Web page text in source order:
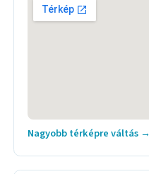
Nagyobb térképre váltás →